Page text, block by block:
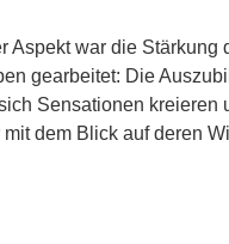
Aspekt war die
gearbeitet: Die
Sensationen kreieren
mit dem Blick auf deren